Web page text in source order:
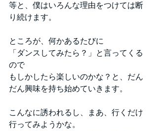
等と、僕はいろんな理由をつけては断
り続けます。
ところが、何かあるたびに
「ダンスしてみたら？」と言ってくる
ので
もしかしたら楽しいのかな？と、だん
だん興味を持ち始めていきます。
こんなに誘われるし、まあ、行くだけ
行ってみようかな。